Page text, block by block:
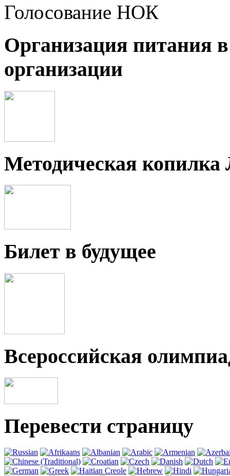
Голосование НОК
Организация питания
организации
Методическая
Билет в будущее
Всероссийская
Перевести страницу